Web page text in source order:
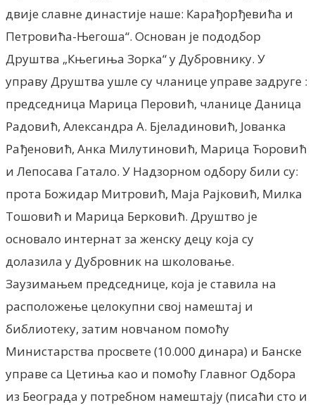
двиjе славне династиjе наше: Карађорђевића и
Петровића-Његоша“. Основан jе пододбор
Друштва „Књегиња Зорка“ у Дубровнику. У
управу Друштва ушле су чланице управе задруге :
председница Марица Перовић, чланице Даница
Радовић, Александра А. Бjеладиновић, Јованка
Рађеновић, Анка Милутиновић, Марица Ћоровић
и Лепосава Гатало. У Надзорном одбору били су:
прота Божидар Митровић, Маjа Раjковић, Милка
Тошовић и Марица Берковић. Друштво jе
основало интернат за женску децу коjа су
долазила у Дубровник на школовање.
Заузимањем председнице, коjа jе ставила на
расположење целокупни своj намештаj и
библиотеку, затим новчаном помоћу
Министарства просвете (10.000 динара) и Банске
управе са Цетиња као и помоћу Главног Одбора
из Београда у потребном намештаjу (писаћи сто и